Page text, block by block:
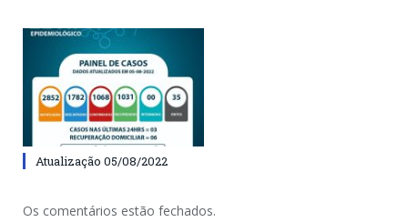
Atualização 05/08/2022
Os comentários estão fechados.